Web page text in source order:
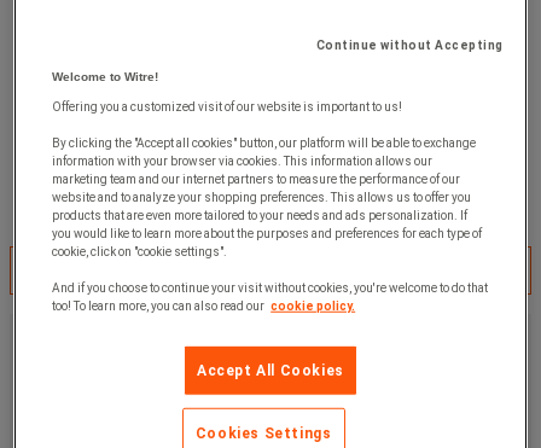
u. moms
Continue without Accepting
Welcome to Witre!
Offering you a customized visit of our website is important to us!
By clicking the "Accept all cookies" button, our platform will be able to exchange
information with your browser via cookies. This information allows our
marketing team and our internet partners to measure the performance of our
website and to analyze your shopping preferences. This allows us to offer you
products that are even more tailored to your needs and ads personalization. If
you would like to learn more about the purposes and preferences for each type of
cookie, click on "cookie settings".
And if you choose to continue your visit without cookies, you're welcome to do that
too! To learn more, you can also read our cookie policy.
Accept All Cookies
Cookies Settings